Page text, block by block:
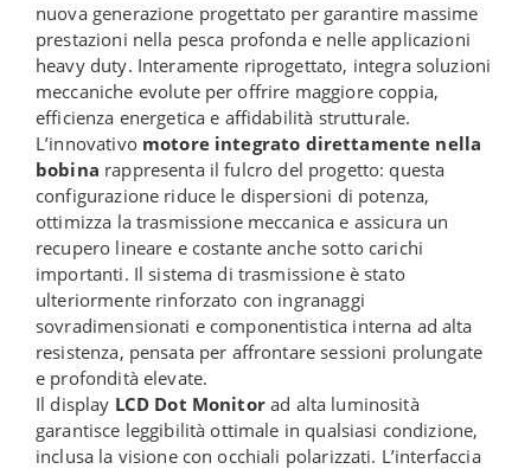
nuova generazione progettato per garantire massime
prestazioni nella pesca profonda e nelle applicazioni
heavy duty. Interamente riprogettato, integra soluzioni
meccaniche evolute per offrire maggiore coppia,
efficienza energetica e affidabilità strutturale.
L’innovativo motore integrato direttamente nella
bobina rappresenta il fulcro del progetto: questa
configurazione riduce le dispersioni di potenza,
ottimizza la trasmissione meccanica e assicura un
recupero lineare e costante anche sotto carichi
importanti. Il sistema di trasmissione è stato
ulteriormente rinforzato con ingranaggi
sovradimensionati e componentistica interna ad alta
resistenza, pensata per affrontare sessioni prolungate
e profondità elevate.
Il display LCD Dot Monitorad alta luminosità
garantisce leggibilità ottimale in qualsiasi condizione,
inclusa la visione con occhiali polarizzati. L’interfaccia